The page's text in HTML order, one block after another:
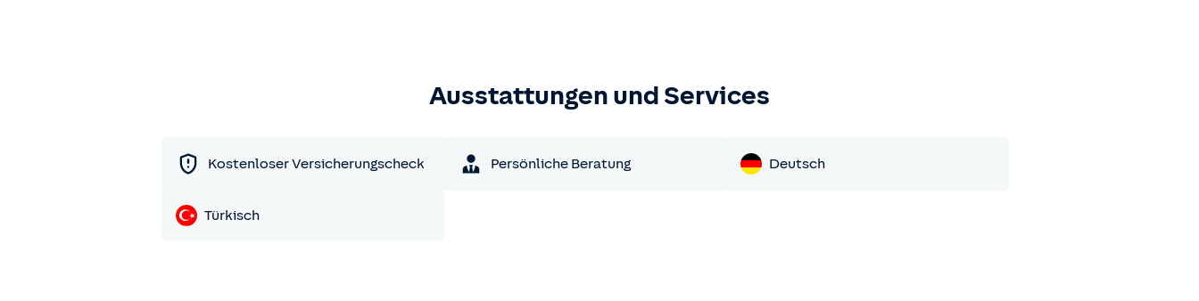
Ausstattungen und Services
Kostenloser Versicherungscheck Persönliche Beratung Deutsch
Türkisch